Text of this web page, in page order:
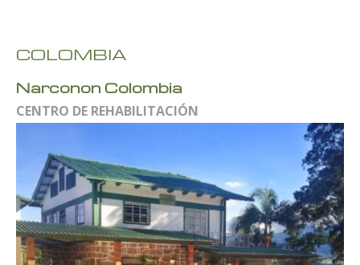
COLOMBIA
Narconon Colombia
CENTRO DE REHABILITACIÓN